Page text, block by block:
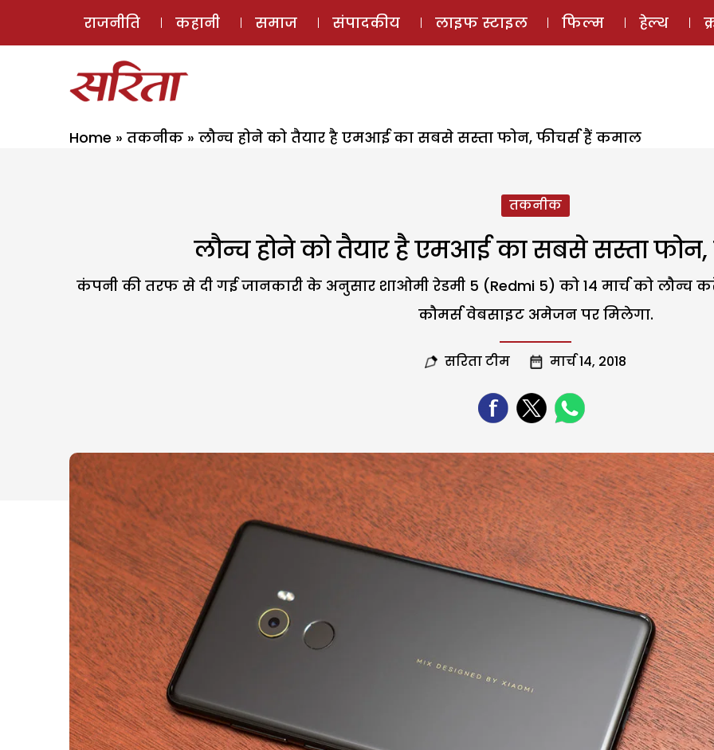
ई-मैगज़ीन
राजनीति कहानी समाज संपादकीय लाइफ स्टाइल फिल्म हेल्थ
Home » तकनीक » लौन्च होने को तैयार है एमआई का सबसे सस्ता फोन, फीचर्स हैं कमाल
तकनीक
लौन्च होने को तैयार है एमआई का सबसे सस्ता
कंपनी की तरफ से दी गई जानकारी के अनुसार शाओमी रेडमी 5 (Redmi 5) को 14 मार्च को लौन्च
कौमर्स वेबसाइट अमेजन पर मिलेगा.
सरिता टीम मार्च 14, 2018